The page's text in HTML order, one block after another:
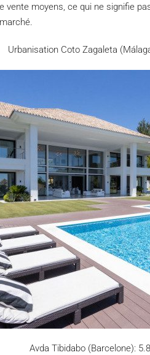
vente moyens, ce qui ne signifie
Urbanisation Coto Zagaleta
Avda Tibidabo (Barcelone):